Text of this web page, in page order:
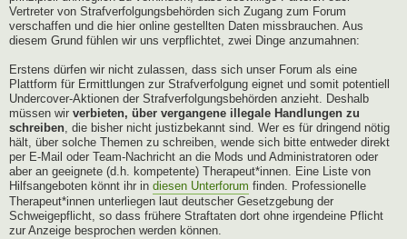
Vertreter von Strafverfolgungsbehörden sich Zugang zum Forum
verschaffen und die hier online gestellten Daten missbrauchen. Aus
diesem Grund fühlen wir uns verpflichtet, zwei Dinge anzumahnen:
Erstens dürfen wir nicht zulassen, dass sich unser Forum als eine
Plattform für Ermittlungen zur Strafverfolgung eignet und somit potentiell
Undercover-Aktionen der Strafverfolgungsbehörden anzieht. Deshalb
müssen wir verbieten, über vergangene illegale Handlungen zu
schreiben, die bisher nicht justizbekannt sind. Wer es für dringend nötig
hält, über solche Themen zu schreiben, wende sich bitte entweder direkt
per E-Mail oder Team-Nachricht an die Mods und Administratoren oder
aber an geeignete (d.h. kompetente) Therapeut*innen. Eine Liste von
Hilfsangeboten könnt ihr in diesen Unterforum finden. Professionelle
Therapeut*innen unterliegen laut deutscher Gesetzgebung der
Schweigepflicht, so dass frühere Straftaten dort ohne irgendeine Pflicht
zur Anzeige besprochen werden können.